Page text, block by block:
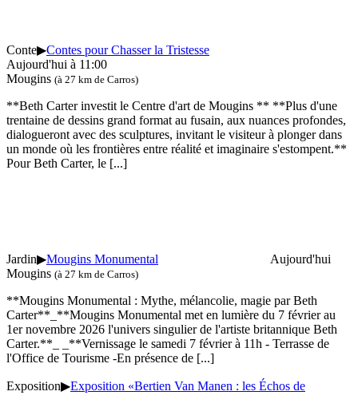
Conte▶Contes pour Chasser la Tristesse
Aujourd'hui à 11:00
Mougins (à 27 km de Carros)
**Beth Carter investit le Centre d'art de Mougins ** **Plus d'une
trentaine de dessins grand format au fusain, aux nuances profondes,
dialogueront avec des sculptures, invitant le visiteur à plonger dans
un monde où les frontières entre réalité et imaginaire s'estompent.**
Pour Beth Carter, le [...]
Jardin▶Mougins Monumental
Aujourd'hui
Mougins (à 27 km de Carros)
**Mougins Monumental : Mythe, mélancolie, magie par Beth
Carter**_**Mougins Monumental met en lumière du 7 février au
1er novembre 2026 l'univers singulier de l'artiste britannique Beth
Carter.**_ _**Vernissage le samedi 7 février à 11h - Terrasse de
l'Office de Tourisme -En présence de [...]
Exposition▶Exposition «Bertien Van Manen : les Échos de